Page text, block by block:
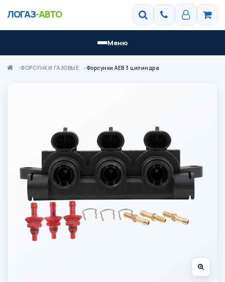
ЛОГАЗ-АВТО
Меню
ФОРСУНКИ ГАЗОВЫЕ Форсунки АЕВ 3 цилиндра